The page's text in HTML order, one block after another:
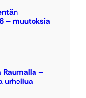
– muutoksia
–
urheilua